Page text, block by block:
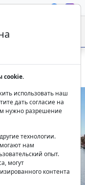
из Афин
cookie.
использовать наш
дать согласие на
нужно разрешение
технологии.
нам
опыт.
могут
контента